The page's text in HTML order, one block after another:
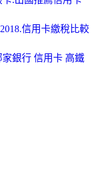
信用卡繳稅比較
銀行 信用卡 高鐵